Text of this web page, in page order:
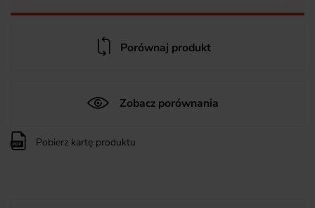
Porównaj produkt
Zobacz porównania
Pobierz kartę produktu